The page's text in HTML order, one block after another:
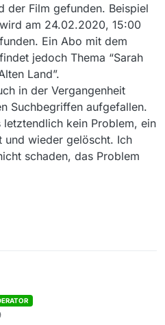
der Film gefunden. Beispiel
am 24.02.2020, 15:00
Ein Abo mit dem
jedoch Thema “Sarah
Land”.
in der Vergangenheit
Suchbegriffen aufgefallen.
kein Problem, ein
und wieder gelöscht. Ich
schaden, das Problem
werden bei der Suche